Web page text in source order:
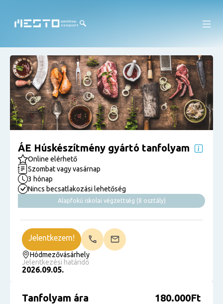
ÁE Húskészítmény gyártó tanfolyam
Online elérhető
Szombat vagy vasárnap
3 hónap
Nincs becsatlakozási lehetőség
Alapfokú iskolai végzettség (8 osztály)
Hódmezővásárhely
Jelentkezési határidő
2026.09.05.
Jelentkezem!
Tanfolyam ára 180.000Ft